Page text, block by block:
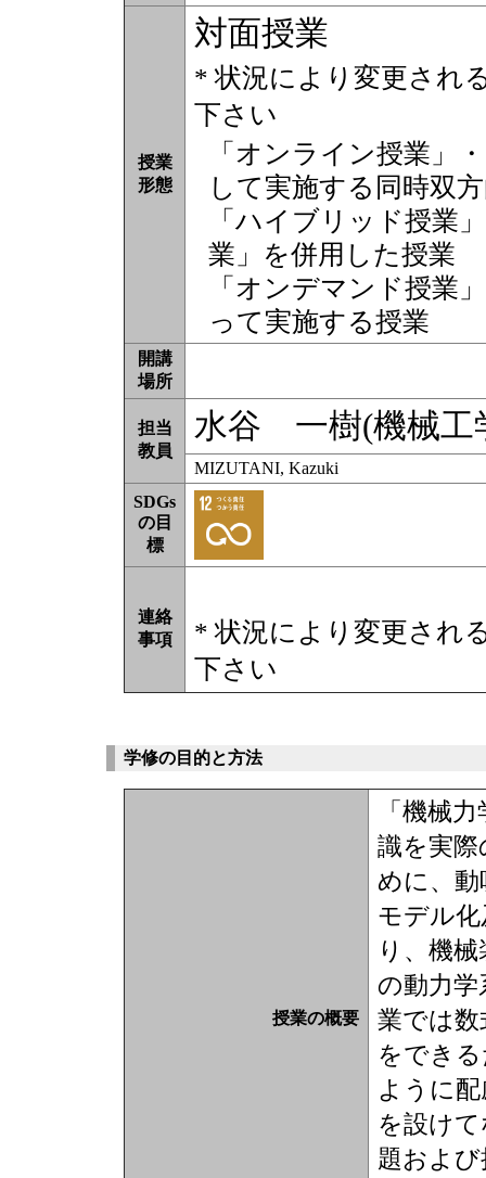
授業
形態
対面授業
* 状況により変更され
下さい
「オンライン授業」
して実施する同時双
「ハイブリッド授業
業」を併用した授業
「オンデマンド授業
って実施する授業
開講
場所
担当
教員
水谷 一樹(機械工
MIZUTANI, Kazuki
SDGs
の目
標
連絡
事項
* 状況により変更され
下さい
学修の目的と方法
授業の概要
「機械
識を実際
めに、動
モデル
り、機
の動力
業では
をでき
ように
を設け
題およ